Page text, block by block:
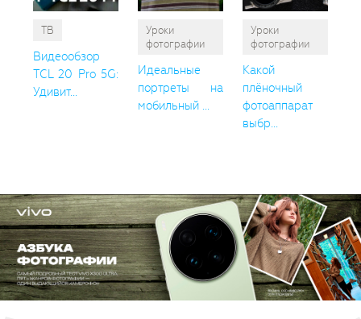
ТВ
Видеообзор
TCL 20 Pro 5G:
Удивит...
Уроки
фотографии
Идеальные
портреты на
мобильный ...
Уроки
фотографии
Какой
плёночный
фотоаппарат
выбр...